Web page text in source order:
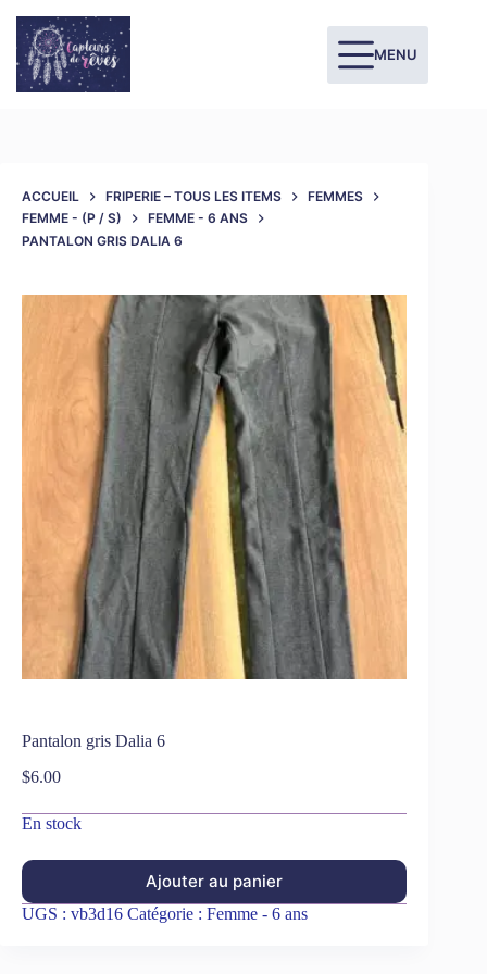
MENU
ACCUEIL FRIPERIE – TOUS LES ITEMS
FEMMES
FEMME - (P / S)
FEMME - 6 ANS
PANTALON GRIS DALIA 6
Pantalon gris Dalia 6
$6.00
En stock
Ajouter au panier
UGS : vb3d16 Catégorie : Femme - 6 ans